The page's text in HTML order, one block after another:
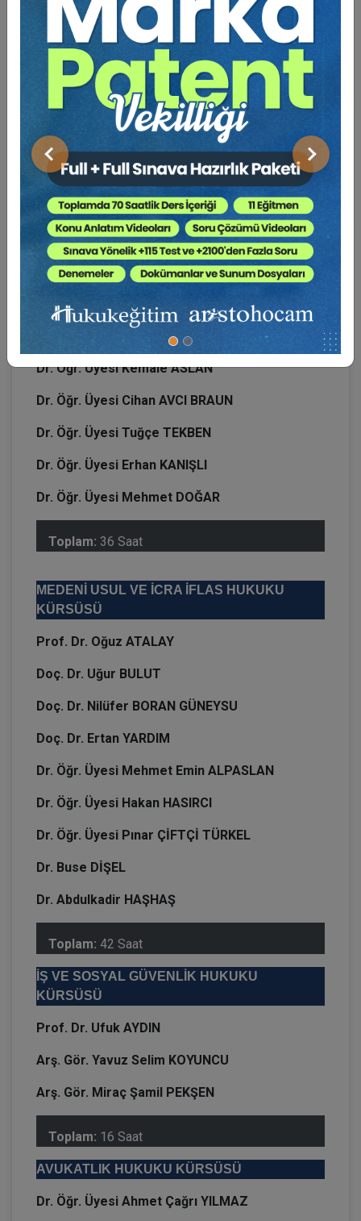
Önceki Sonraki
Dr. Öğr. Üyesi Mehmet DOĞAR
Toplam:30 Saat
MEDENİ HUKUK KÜRSÜSÜ
Prof. Dr. Şebnem AKİPEK ÖCAL
Prof. Dr. Sezer ÇABRİ
Doç. Dr. Yıldırım KESER
Doç. Dr. Sera Reyhani YÜKSEL
Doç. Dr. Ali Hulki CİHAN
Doç. Dr. Ayşen Çilenti KONURALP
Dr. Öğr. Üyesi Hande DENİZ
Dr. Öğr. Üyesi Kemale ASLAN
Dr. Öğr. Üyesi Cihan AVCI BRAUN
Dr. Öğr. Üyesi Tuğçe TEKBEN
Dr. Öğr. Üyesi Erhan KANIŞLI
Dr. Öğr. Üyesi Mehmet DOĞAR
Toplam: 36 Saat
MEDENİ USUL VE İCRA İFLAS HUKUKU
KÜRSÜSÜ
Prof. Dr. Oğuz ATALAY
Doç. Dr. Uğur BULUT
Doç. Dr. Nilüfer BORAN GÜNEYSU
Doç. Dr. Ertan YARDIM
Dr. Öğr. Üyesi Mehmet Emin ALPASLAN
Dr. Öğr. Üyesi Hakan HASIRCI
Dr. Öğr. Üyesi Pınar ÇİFTÇİ TÜRKEL
Dr. Buse DİŞEL
Dr. Abdulkadir HAŞHAŞ
Toplam: 42 Saat
İŞ VE SOSYAL GÜVENLİK HUKUKU
KÜRSÜSÜ
Prof. Dr. Ufuk AYDIN
Arş. Gör. Yavuz Selim KOYUNCU
Arş. Gör. Miraç Şamil PEKŞEN
Toplam: 16 Saat
AVUKATLIK HUKUKU KÜRSÜSÜ
Dr. Öğr. Üyesi Ahmet Çağrı YILMAZ